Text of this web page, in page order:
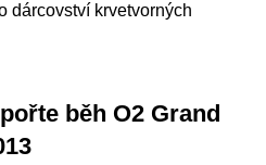
dárcovství krvetvorných
běh O2 Grand